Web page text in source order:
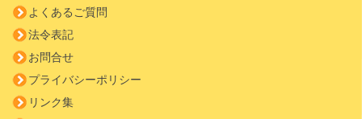
よくあるご質問
法令表記
お問合せ
プライバシーポリシー
リンク集